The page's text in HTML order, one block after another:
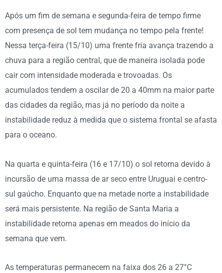
Após um fim de semana e segunda-feira de tempo firme
com presença de sol tem mudança no tempo pela frente!
Nessa terça-feira (15/10) uma frente fria avança trazendo a
chuva para a região central, que de maneira isolada pode
cair com intensidade moderada e trovoadas. Os
acumulados tendem a oscilar de 20 a 40mm na maior parte
das cidades da região, mas já no período da noite a
instabilidade reduz à medida que o sistema frontal se afasta
para o oceano.
Na quarta e quinta-feira (16 e 17/10) o sol retorna devido à
incursão de uma massa de ar seco entre Uruguai e centro-
sul gaúcho. Enquanto que na metade norte a instabilidade
será mais persistente. Na região de Santa Maria a
instabilidade retorna apenas em meados do início da
semana que vem.
As temperaturas permanecem na faixa dos 26 a 27°C